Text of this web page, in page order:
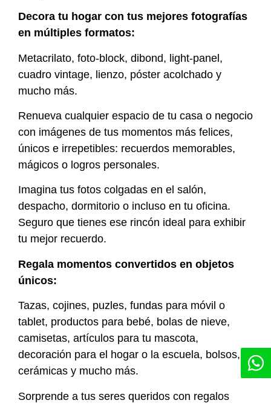
Decora tu hogar con tus mejores fotografías
en múltiples formatos:
Metacrilato, foto-block, dibond, light-panel,
cuadro vintage, lienzo, póster acolchado y
mucho más.
Renueva cualquier espacio de tu casa o negocio
con imágenes de tus momentos más felices,
únicos e irrepetibles: recuerdos memorables,
mágicos o logros personales.
Imagina tus fotos colgadas en el salón,
despacho, dormitorio o incluso en tu oficina.
Seguro que tienes ese rincón ideal para exhibir
tu mejor recuerdo.
Regala momentos convertidos en objetos
únicos:
Tazas, cojines, puzles, fundas para móvil o
tablet, productos para bebé, bolas de nieve,
camisetas, artículos para tu mascota,
decoración para el hogar o la escuela, bolsos,
cerámicas y mucho más.
Sorprende a tus seres queridos con regalos